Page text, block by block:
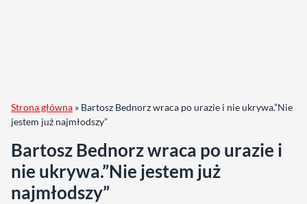
Strona główna » Bartosz Bednorz wraca po urazie i nie ukrywa.”Nie
jestem już najmłodszy”
Bartosz Bednorz wraca po urazie i
nie ukrywa.”Nie jestem już
najmłodszy”